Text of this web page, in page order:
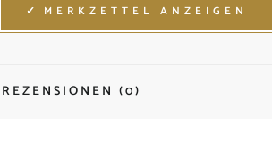
MERKZETTEL ANZEIGEN
REZENSIONEN (0)